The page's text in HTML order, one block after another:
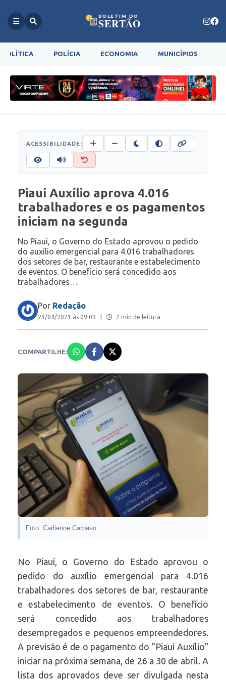
BOLETIM DO
SERTÃO
POLÍTICA POLÍCIA ECONOMIA MUNICÍPIOS
ACESSIBILIDADE:
Piauí Auxílio aprova 4.016
trabalhadores e os pagamentos
iniciam na segunda
No Piauí, o Governo do Estado aprovou o pedido
do auxílio emergencial para 4.016 trabalhadores
dos setores de bar, restaurante e estabelecimento
de eventos. O benefício será concedido aos
trabalhadores…
Por Redação
23/04/2021 às 09:09 2 min de leitura
COMPARTILHE:
Foto: Carlienne Carpaso
No Piauí, o Governo do Estado aprovou o
pedido do auxílio emergencial para 4.016
trabalhadores dos setores de bar, restaurante
e estabelecimento de eventos. O benefício
será concedido aos trabalhadores
desempregados e pequenos empreendedores.
A previsão é de o pagamento do “Piauí Auxílio”
iniciar na próxima semana, de 26 a 30 de abril. A
lista dos aprovados deve ser divulgada nesta